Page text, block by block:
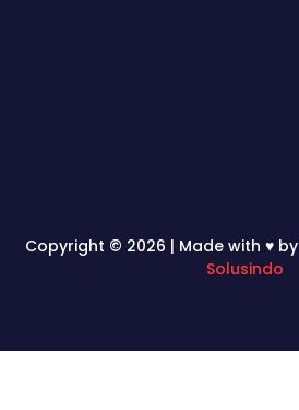
Copyright © 2026 | Made with ♥ by
Solusindo